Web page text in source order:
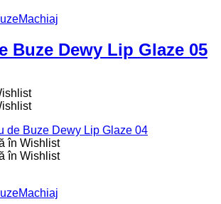
Machiaj
Buze Dewy Lip Glaze 05
în Wishlist
în Wishlist
Machiaj